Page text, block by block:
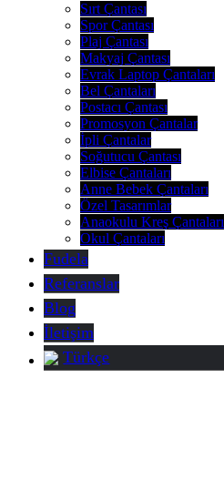
Sırt Çantası
Spor Çantası
Plaj Çantası
Makyaj Çantası
Evrak Laptop Çantaları
Bel Çantaları
Postacı Çantası
Promosyon Çantalar
İpli Çantalar
Soğutucu Çantası
Elbise Çantaları
Anne Bebek Çantaları
Özel Tasarımlar
Anaokulu Kreş Çantaları
Okul Çantaları
Fudela
Referanslar
Blog
İletişim
Türkçe